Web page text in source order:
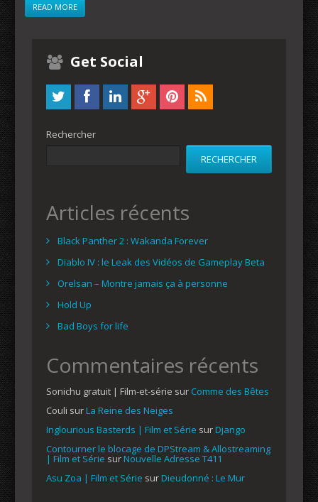
READ MORE
Get Social
Rechercher
RECHERCHER
Articles récents
Black Panther 2 : Wakanda Forever
Diablo IV : le Leak des Vidéos de Gameplay Beta
Orelsan – Montre jamais ça à personne
Hold Up
Bad Boys for life
Commentaires récents
Sonichu gratuit | Film-et-série sur Comme des Bêtes
Couli surLa Reine des Neiges
Inglourious Basterds | Film et Série surDjango
Contourner le blocage de DPStream & Allostreaming
| Film et Série surNouvelle Adresse T411
Asu Zoa | Film et Série surDieudonné : Le Mur